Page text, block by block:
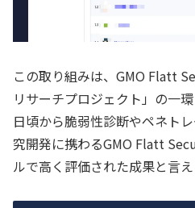
この取り組みは、GMO Flatt
リサーチプロジェクト」の一
日頃から脆弱性診断やペネト
究開発に携わるGMO Flatt
ルで高く評価された成果と言え